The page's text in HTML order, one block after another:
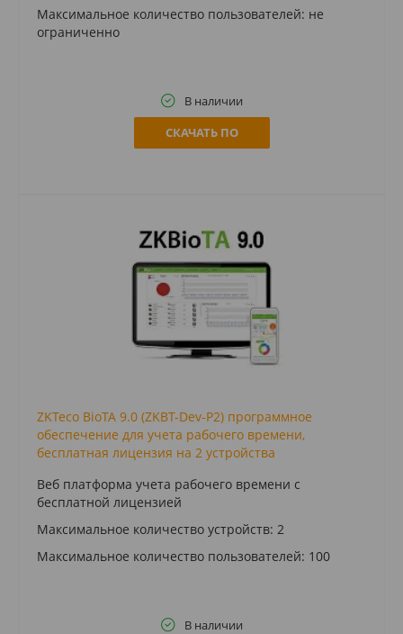
Максимальное количество пользователей: не
ограниченно
В наличии
СКАЧАТЬ ПО
ZKTeco BioTA 9.0 (ZKBT-Dev-P2) программное
обеспечение для учета рабочего времени,
бесплатная лицензия на 2 устройства
Веб платформа учета рабочего времени с
бесплатной лицензией
Максимальное количество устройств: 2
Максимальное количество пользователей: 100
В наличии